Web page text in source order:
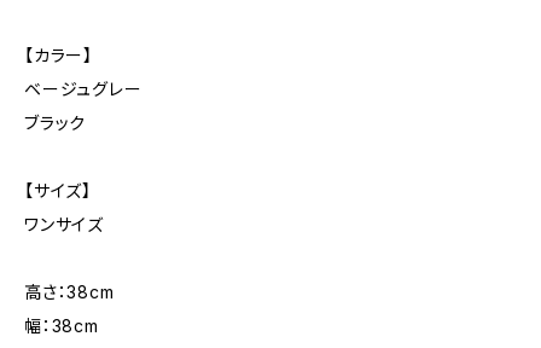
【カラー】
ベージュグレー
ブラック
【サイズ】
ワンサイズ
高さ：38cm
幅：38cm